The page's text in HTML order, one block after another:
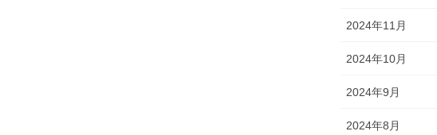
2024年11月
2024年10月
2024年9月
2024年8月